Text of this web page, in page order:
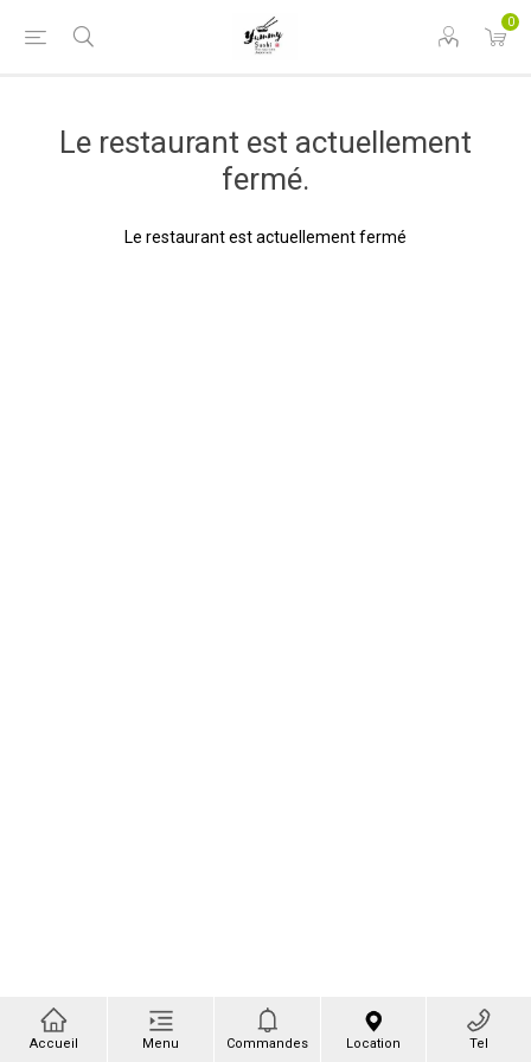
0
Le restaurant est actuellement
fermé.
Le restaurant est actuellement fermé
Accueil Menu Commandes Location Tel